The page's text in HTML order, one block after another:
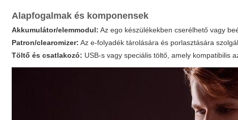
Alapfogalmak és komponensek
Akkumulátor/elemmodul: Az ego készülékekben cserélhető vagy
Patron/clearomizer: Az e-folyadék tárolására és porlasztására
Töltő és csatlakozó: USB-s vagy speciális töltő, amely kompatibilis